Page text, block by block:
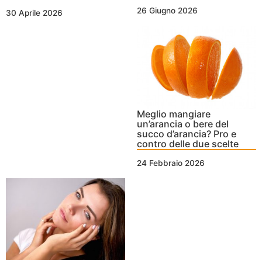
30 Aprile 2026 26 Giugno 2026
Meglio mangiare
un’arancia o bere del
succo d’arancia? Pro e
contro delle due scelte
24 Febbraio 2026